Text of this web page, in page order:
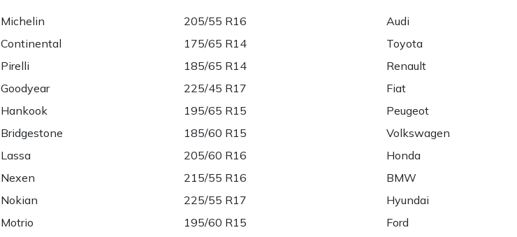
Michelin
Continental
Pirelli
Goodyear
Hankook
Bridgestone
Lassa
Nexen
Nokian
Motrio
205/55 R16
175/65 R14
185/65 R14
225/45 R17
195/65 R15
185/60 R15
205/60 R16
215/55 R16
225/55 R17
195/60 R15
Audi
Toyota
Renault
Fiat
Peugeot
Volkswagen
Honda
BMW
Hyundai
Ford